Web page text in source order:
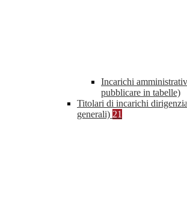
Incarichi
pubblicare in tabelle)
Titolari di incarichi
generali) 21